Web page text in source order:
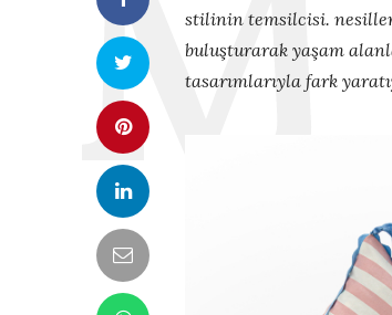
stilinin temsilcisi.
buluşturarak yaşam
tasarımlarıyla fark